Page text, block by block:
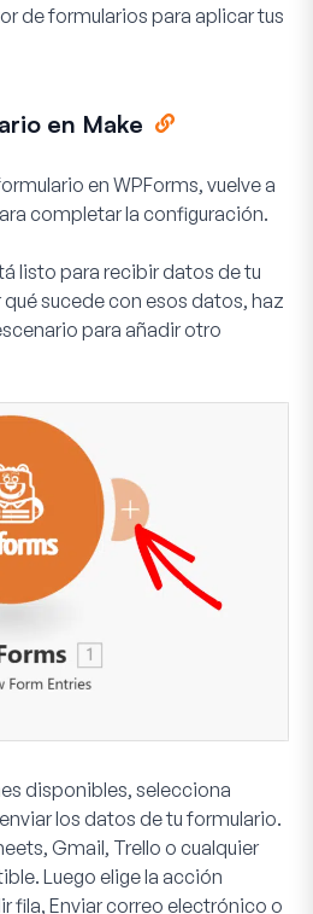
de formularios para aplicar tus
en Make
en WPForms, vuelve a
completar la configuración.
listo para recibir datos de tu
sucede con esos datos, haz
para añadir otro
disponibles, selecciona
los datos de tu formulario.
Gmail, Trello o cualquier
Luego elige la acción
fila, Enviar correo electrónico o